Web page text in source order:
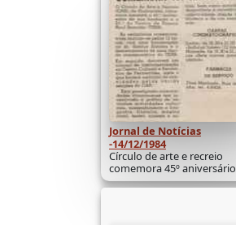
Jornal de Notícias
-14/12/1984
Círculo de arte e recreio
comemora 45º aniversário